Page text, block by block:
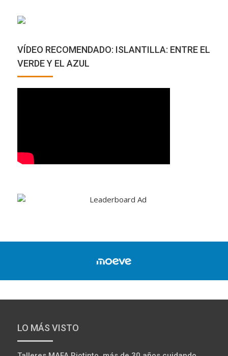
VÍDEO RECOMENDADO: ISLANTILLA: ENTRE EL
VERDE Y EL AZUL
LO MÁS VISTO